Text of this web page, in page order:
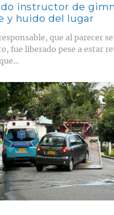
instructor de
y huido del lugar
que al parecer
fue liberado pese a estar
principal